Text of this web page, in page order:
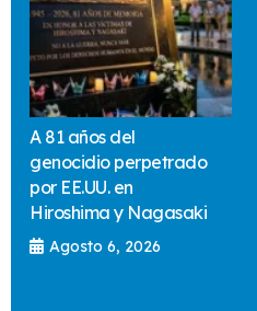
A 81 años del
genocidio perpetrado
por EE.UU. en
Hiroshima y Nagasaki
Agosto 6, 2026